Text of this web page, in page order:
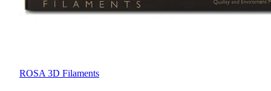
ROSA 3D Filaments